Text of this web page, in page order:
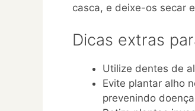
casca, e deixe-os secar
Dicas extras
Utilize dentes de
Evite plantar alho
prevenindo